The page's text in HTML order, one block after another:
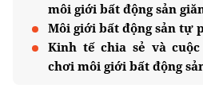
môi giới bất động sản
Môi giới bất động sản tự
Kinh tế chia sẻ và
chơi môi giới bất động